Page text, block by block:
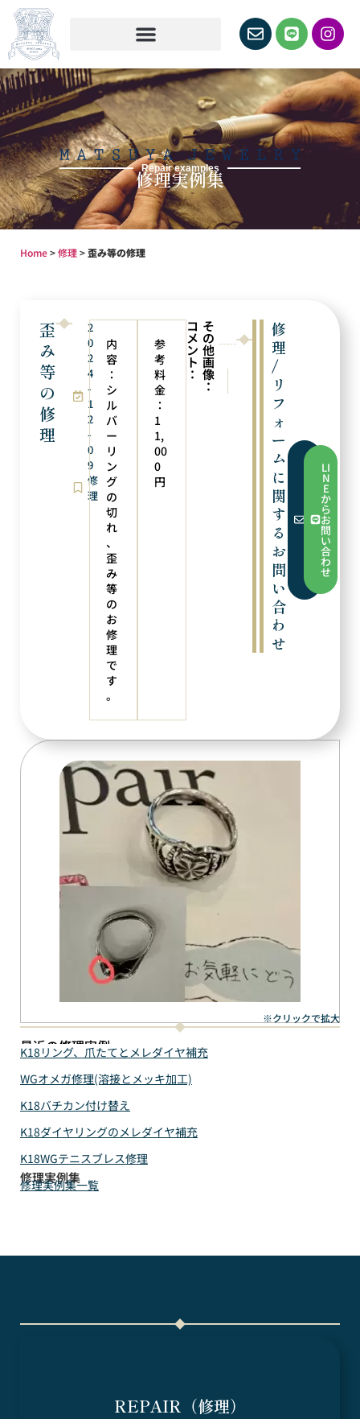
Repair examples
修理実例集
Home>修理>歪み等の修理
※クリックで拡大
最近の修理実例
K18リング、爪たてとメレダイヤ補充
WGオメガ修理(溶接とメッキ加工)
K18バチカン付け替え
K18ダイヤリングのメレダイヤ補充
K18WGテニスブレス修理
修理実例集
修理実例集一覧
歪
み
等
の
修
理
2
0
2
4
-
1
2
-
0
9
修
理
内
容
：
シ
ル
バ
ー
リ
ン
グ
の
切
れ
、
歪
み
等
の
お
修
理
で
す
。
参
考
料
金
：
1
1,
00
0
円
コ
メ
ン
ト
：
そ
の
他
画
像
： ペンダントトップ修理
修
理
/
リ
フ
ォ
ー
ム
に
関
す
る
お
問
い
合
わ
せ
フ
ら
お
せ
LI
N
E
か
ら
お
問
い
合
わ
せ
REPAIR（修理）